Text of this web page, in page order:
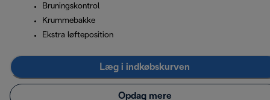
Bruningskontrol
Krummebakke
Ekstra løfteposition
Læg i indkøbskurven
Opdag mere